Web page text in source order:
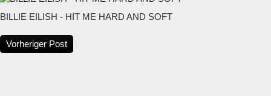
BILLIE EILISH - HIT ME HARD AND SOFT
Vorheriger Post